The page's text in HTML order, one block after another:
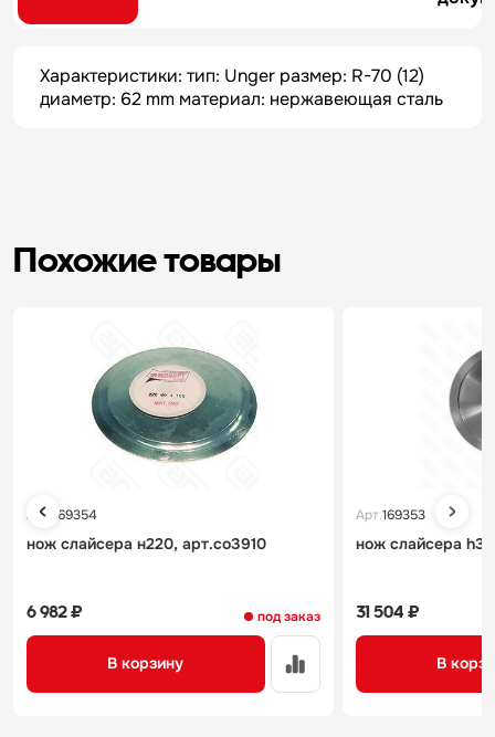
Характеристики: тип: Unger размер: R-70 (12)
диаметр: 62 mm материал: нержавеющая сталь
Похожие товары
Арт. 169354
нож слайсера н220, арт.co3910
под заказ
6 982 ₽
В корзину
Арт.169353
нож слайсера
31 504 ₽
В